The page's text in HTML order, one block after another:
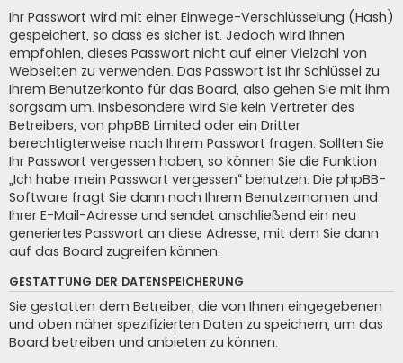
Ihr Passwort wird mit einer Einwege-Verschlüsselung (Hash)
gespeichert, so dass es sicher ist. Jedoch wird Ihnen
empfohlen, dieses Passwort nicht auf einer Vielzahl von
Webseiten zu verwenden. Das Passwort ist Ihr Schlüssel zu
Ihrem Benutzerkonto für das Board, also gehen Sie mit ihm
sorgsam um. Insbesondere wird Sie kein Vertreter des
Betreibers, von phpBB Limited oder ein Dritter
berechtigterweise nach Ihrem Passwort fragen. Sollten Sie
Ihr Passwort vergessen haben, so können Sie die Funktion
„Ich habe mein Passwort vergessen“ benutzen. Die phpBB-
Software fragt Sie dann nach Ihrem Benutzernamen und
Ihrer E-Mail-Adresse und sendet anschließend ein neu
generiertes Passwort an diese Adresse, mit dem Sie dann
auf das Board zugreifen können.
GESTATTUNG DER DATENSPEICHERUNG
Sie gestatten dem Betreiber, die von Ihnen eingegebenen
und oben näher spezifizierten Daten zu speichern, um das
Board betreiben und anbieten zu können.